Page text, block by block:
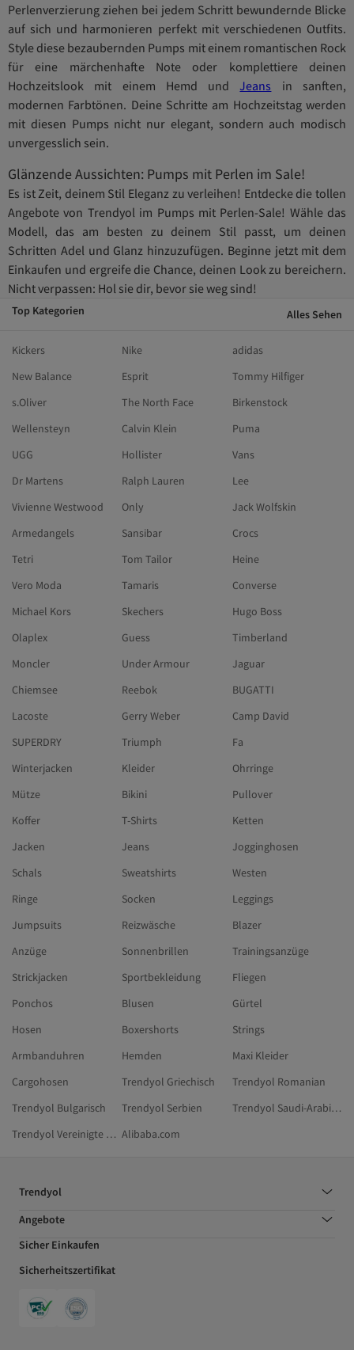
Perlenverzierung ziehen bei jedem Schritt bewundernde Blicke
auf sich und harmonieren perfekt mit verschiedenen Outfits.
Style diese bezaubernden Pumps mit einem romantischen Rock
für eine märchenhafte Note oder komplettiere deinen
Hochzeitslook mit einem Hemd undJeans in sanften,
modernen Farbtönen. Deine Schritte am Hochzeitstag werden
mit diesen Pumps nicht nur elegant, sondern auch modisch
unvergesslich sein.
Glänzende Aussichten: Pumps mit Perlen im Sale!
Es ist Zeit, deinem Stil Eleganz zu verleihen! Entdecke die tollen
Angebote von Trendyol im Pumps mit Perlen-Sale! Wähle das
Modell, das am besten zu deinem Stil passt, um deinen
Schritten Adel und Glanz hinzuzufügen. Beginne jetzt mit dem
Einkaufen und ergreife die Chance, deinen Look zu bereichern.
Nicht verpassen: Hol sie dir, bevor sie weg sind!
Top Kategorien Alles Sehen
Kickers Nike
adidas
New Balance
Esprit
Tommy Hilfiger
s.Oliver
The North Face
Birkenstock
Wellensteyn
Calvin Klein
Puma
UGG
Hollister
Vans
Dr Martens
Ralph Lauren
Lee
Vivienne Westwood
Only
Jack Wolfskin
Armedangels
Sansibar
Crocs
Tetri
Tom Tailor
Heine
Vero Moda
Tamaris
Converse
Michael Kors
Skechers
Hugo Boss
Olaplex
Guess
Timberland
Moncler
Under Armour
Jaguar
Chiemsee
Reebok
BUGATTI
Lacoste
Gerry Weber
Camp David
SUPERDRY
Triumph
Fa
Winterjacken
Kleider
Ohrringe
Mütze
Bikini
Pullover
Koffer
T-Shirts
Ketten
Jacken
Jeans
Jogginghosen
Schals
Sweatshirts
Westen
Ringe
Socken
Leggings
Jumpsuits
Reizwäsche
Blazer
Anzüge
Sonnenbrillen
Trainingsanzüge
Strickjacken
Sportbekleidung
Fliegen
Ponchos
Blusen
Gürtel
Hosen
Boxershorts
Strings
Armbanduhren
Hemden
Maxi Kleider
Cargohosen
Trendyol Griechisch
Trendyol Romanian
Trendyol Bulgarisch
Trendyol Serbien
Trendyol Saudi-Arabien
Trendyol Vereinigte Arabische Emirate Alibaba.com
Trendyol
Angebote
Sicher Einkaufen
Sicherheitszertifikat